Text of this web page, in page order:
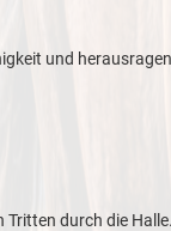
und
durch die